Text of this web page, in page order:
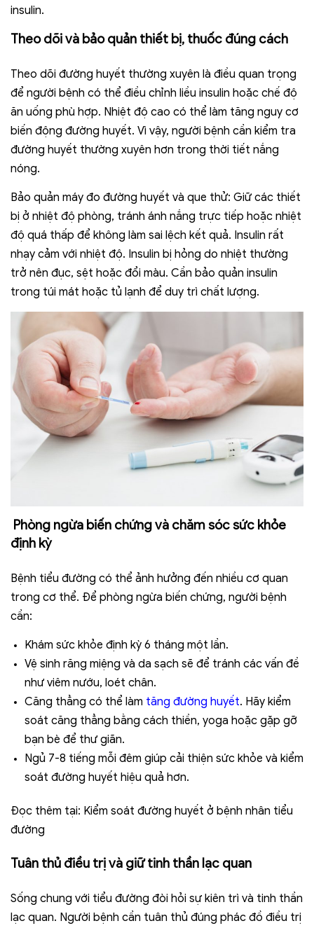
insulin.
Theo dõi và bảo quản thiết bị, thuốc đúng cách
Theo dõi đường huyết thường xuyên là điều quan trọng
để người bệnh có thể điều chỉnh liều insulin hoặc chế độ
ăn uống phù hợp. Nhiệt độ cao có thể làm tăng nguy cơ
biến động đường huyết. Vì vậy, người bệnh cần kiểm tra
đường huyết thường xuyên hơn trong thời tiết nắng
nóng.
Bảo quản máy đo đường huyết và que thử: Giữ các thiết
bị ở nhiệt độ phòng, tránh ánh nắng trực tiếp hoặc nhiệt
độ quá thấp để không làm sai lệch kết quả. Insulin rất
nhạy cảm với nhiệt độ. Insulin bị hỏng do nhiệt thường
trở nên đục, sệt hoặc đổi màu. Cần bảo quản insulin
trong túi mát hoặc tủ lạnh để duy trì chất lượng.
Phòng ngừa biến chứng và chăm sóc sức khỏe
định kỳ
Bệnh tiểu đường có thể ảnh hưởng đến nhiều cơ quan
trong cơ thể. Để phòng ngừa biến chứng, người bệnh
cần:
Khám sức khỏe định kỳ 6 tháng một lần.
Vệ sinh răng miệng và da sạch sẽ để tránh các vấn đề
như viêm nướu, loét chân.
Căng thẳng có thể làm tăng đường huyết. Hãy kiểm
soát căng thẳng bằng cách thiền, yoga hoặc gặp gỡ
bạn bè để thư giãn.
Ngủ 7-8 tiếng mỗi đêm giúp cải thiện sức khỏe và kiểm
soát đường huyết hiệu quả hơn.
Đọc thêm tại: Kiểm soát đường huyết ở bệnh nhân tiểu
đường
Tuân thủ điều trị và giữ tinh thần lạc quan
Sống chung với tiểu đường đòi hỏi sự kiên trì và tinh thần
lạc quan. Người bệnh cần tuân thủ đúng phác đồ điều trị